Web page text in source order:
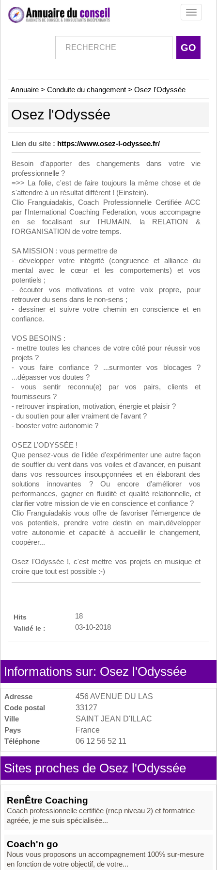
Toggle
Annuaire > Conduite du changement > Osez l'Odyssée
Osez l'Odyssée
Lien du site : https://www.osez-l-odyssee.fr/
Besoin d’apporter des changements dans votre vie
professionnelle ?
=>> La folie, c'est de faire toujours la même chose et de
s'attendre à un résultat différent ! (Einstein).
Clio Franguiadakis, Coach Professionnelle Certifiée ACC
par l'International Coaching Federation, vous accompagne
en se focalisant sur l'HUMAIN, la RELATION &
l'ORGANISATION de votre temps.
SA MISSION : vous permettre de
- développer votre intégrité (congruence et alliance du
mental avec le cœur et les comportements) et vos
potentiels ;
- écouter vos motivations et votre voix propre, pour
retrouver du sens dans le non-sens ;
- dessiner et suivre votre chemin en conscience et en
confiance.
VOS BESOINS :
- mettre toutes les chances de votre côté pour réussir vos
projets ?
- vous faire confiance ? ...surmonter vos blocages ?
...dépasser vos doutes ?
- vous sentir reconnu(e) par vos pairs, clients et
fournisseurs ?
- retrouver inspiration, motivation, énergie et plaisir ?
- du soutien pour aller vraiment de l'avant ?
- booster votre autonomie ?
OSEZ L’ODYSSÉE !
Que pensez-vous de l'idée d'expérimenter une autre façon
de souffler du vent dans vos voiles et d'avancer, en puisant
dans vos ressources insoupçonnées et en élaborant des
solutions innovantes ? Ou encore d'améliorer vos
performances, gagner en fluidité et qualité relationnelle, et
clarifier votre mission de vie en conscience et confiance ?
Clio Franguiadakis vous offre de favoriser l'émergence de
vos potentiels, prendre votre destin en main,développer
votre autonomie et capacité à accueillir le changement,
coopérer...
Osez l'Odyssée !, c'est mettre vos projets en musique et
croire que tout est possible :-)
Hits
18
Validé le :
03-10-2018
Informations sur: Osez l'Odyssée
Adresse
456 AVENUE DU LAS
Code postal
33127
Ville
SAINT JEAN D'ILLAC
Pays
France
Téléphone
06 12 56 52 11
Sites proches de Osez l'Odyssée
RenÊtre Coaching
Coach professionnelle certifiée (rncp niveau 2) et formatrice
agréée, je me suis spécialisée...
Coach'n go
Nous vous proposons un accompagnement 100% sur-mesure
en fonction de votre objectif, de votre...